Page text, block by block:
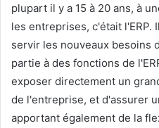
plupart il y a 15 à 20 ans, à
les entreprises, c'était l'ERP.
servir les nouveaux besoins
partie à des fonctions de
exposer directement un
de l'entreprise, et d'assurer
apportant également de la